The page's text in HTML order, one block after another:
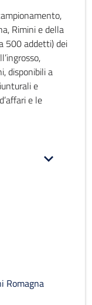
Rimini e della
500 addetti) dei
disponibili a
e
e le
Romagna